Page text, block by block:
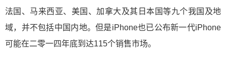
法国、马来西亚、美国、加拿大及其日本国等九个我国及地
域，并不包括中国内地。但是iPhone也已公布新一代iPhone
可能在二零一四年底到达115个销售市场。